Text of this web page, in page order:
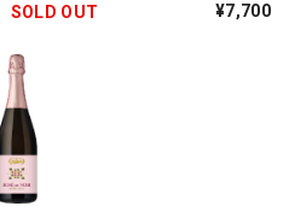
SOLD OUT ¥7,700